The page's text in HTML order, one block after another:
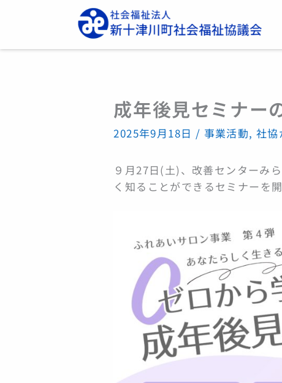
成年後見セミナー
2025年9月18日 / 事業活動,社協
９月27日(土)、改善センターみ
く知ることができるセミナーを開